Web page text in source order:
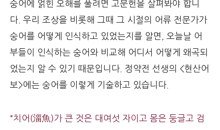
숭어에 얽힌 오해를 풀려면 고문헌을 살펴봐야 합니
다. 우리 조상을 비롯해 그때 그 시절의 어류 전문가가
숭어를 어떻게 인식하고 있었는지를 알면, 오늘날 어
부들이 인식하는 숭어와 비교해 어디서 어떻게 왜곡되
었는지 알 수 있기 때문입니다. 정약전 선생의 <현산어
보>에는 숭어를 이렇게 기술하고 있습니다.
"치어(淄魚)가 큰 것은 대여섯 자이고 몸은 둥글고 검